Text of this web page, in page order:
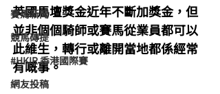
賽馬新聞
競馬磚提
#HKIR 香港國際賽
網友投稿
英國馬壇獎金近年不斷加獎金，但
並非個個騎師或賽馬從業員都可以
此維生，轉行或離開當地都係經常
有嘅事。